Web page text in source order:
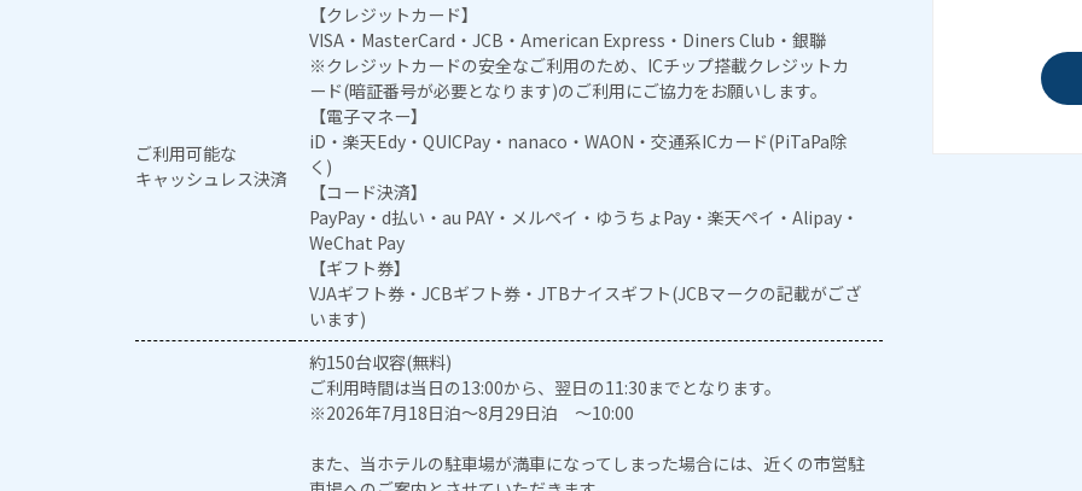
ご利用可能な
キャッシュレス決済
【クレジットカード】
VISA・MasterCard・JCB・American Express・Diners Club・銀聯
※クレジットカードの安全なご利用のため、ICチップ搭載クレジットカ
ード(暗証番号が必要となります)のご利用にご協力をお願いします。
【電子マネー】
iD・楽天Edy・QUICPay・nanaco・WAON・交通系ICカード(PiTaPa除
く)
【コード決済】
PayPay・d払い・au PAY・メルペイ・ゆうちょPay・楽天ペイ・Alipay・
WeChat Pay
【ギフト券】
VJAギフト券・JCBギフト券・JTBナイスギフト(JCBマークの記載がござ
います)
約150台収容(無料)
ご利用時間は当日の13:00から、翌日の11:30までとなります。
※2026年7月18日泊～8月29日泊 ～10:00
また、当ホテルの駐車場が満車になってしまった場合には、近くの市営駐